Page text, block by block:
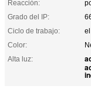
Reacción:
Grado del IP:
Ciclo de trabajo:
Color:
Alta luz: